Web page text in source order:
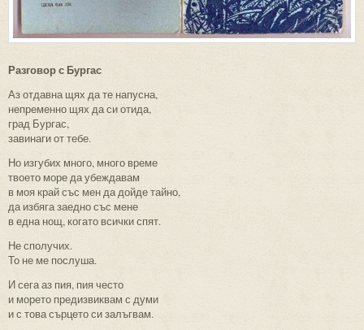
Разговор с Бургас
Аз отдавна щях да те напусна,
непременно щях да си отида,
град Бургас,
завинаги от тебе.
Но изгубих много, много време
твоето море да убеждавам
в моя край със мен да дойде тайно,
да избяга заедно със мене
в една нощ, когато всички спят.
Не сполучих.
То не ме послуша.
И сега аз пия, пия често
и морето предизвиквам с думи
и с това сърцето си залъгвам.